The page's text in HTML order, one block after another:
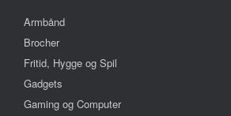
Armbånd
Brocher
Fritid, Hygge og Spil
Gadgets
Gaming og Computer